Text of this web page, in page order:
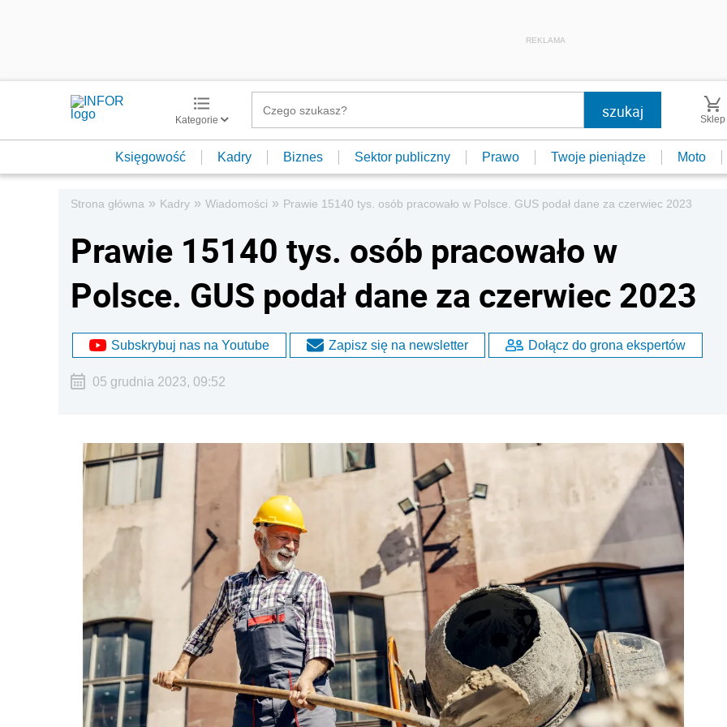
REKLAMA
Kategorie Sklep
Księgowość Kadry Biznes Sektor publiczny Prawo Twoje pieniądze Moto
Strona główna » Kadry » Wiadomości » Prawie 15140 tys. osób pracowało w Polsce. GUS podał dane za czerwiec 2023
Prawie 15140 tys. osób pracowało w
Polsce. GUS podał dane za czerwiec 2023
Subskrybuj nas na Youtube Zapisz się na newsletter Dołącz do grona ekspertów
05 grudnia 2023, 09:52